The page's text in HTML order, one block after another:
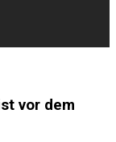
vor dem